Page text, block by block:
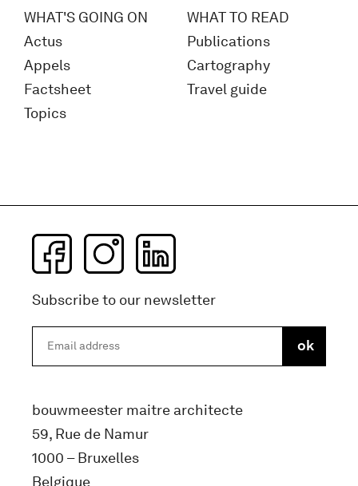
WHAT'S GOING ON
Actus
Appels
Factsheet
Topics
WHAT TO READ
Publications
Cartography
Travel guide
Subscribe to our newsletter
bouwmeester maitre architecte
59, Rue de Namur
1000 – Bruxelles
Belgique